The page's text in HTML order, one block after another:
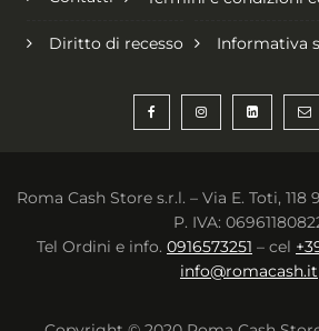
Diritto di recesso Informativa
Roma Cash Store s.r.l. – Via E. Toti,
P. IVA:
Tel Ordini e info. 0916573251 – cel
info@romacash.it